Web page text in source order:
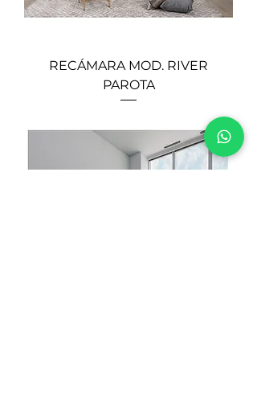
RECÁMARA MOD. RIVER
PAROTA